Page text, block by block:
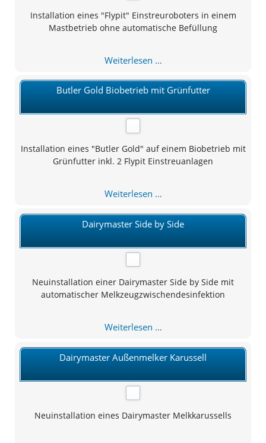
Installation eines "Flypit" Einstreuroboters in einem
Mastbetrieb ohne automatische Befüllung
Weiterlesen …Flypit
Butler Gold Biobetrieb mit Grünfutter
Installation eines "Butler Gold" auf einem Biobetrieb mit
Grünfutter inkl. 2 Flypit Einstreuanlagen
Weiterlesen …Butler
Biobetrieb
Grünfutter
Dairymaster Side by Side
Neuinstallation einer Dairymaster Side by Side mit
automatischer Melkzeugzwischendesinfektion
Weiterlesen …Dairymaster
by
Dairymaster Außenmelker Karussell
Neuinstallation eines Dairymaster Melkkarussells